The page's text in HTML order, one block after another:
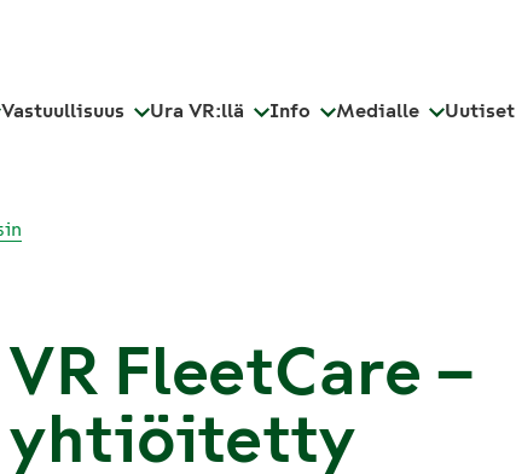
Vastuullisuus Ura VR:llä Info Medialle Uutiset
VR FleetCare –
yhtiöitetty